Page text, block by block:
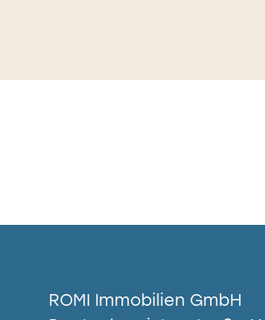
ROMI Immobilien GmbH